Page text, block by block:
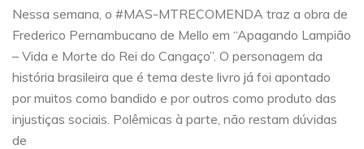
Nessa semana, o #MAS-MTRECOMENDA traz a obra de
Frederico Pernambucano de Mello em “Apagando Lampião
– Vida e Morte do Rei do Cangaço”. O personagem da
história brasileira que é tema deste livro já foi apontado
por muitos como bandido e por outros como produto das
injustiças sociais. Polêmicas à parte, não restam dúvidas
de